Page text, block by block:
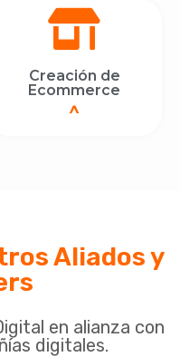
Creación de
Ecommerce
^
Aliados y
en alianza con
digitales.